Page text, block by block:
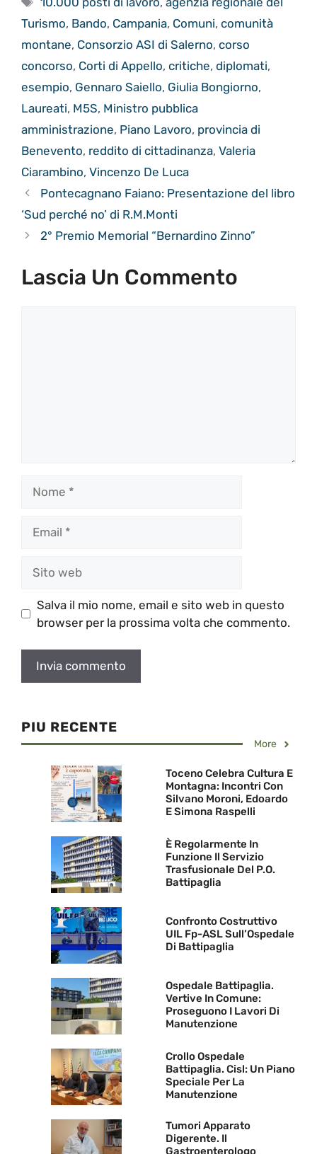
Turismo, Bando, Campania, Comuni, comunità
montane, Consorzio ASI di Salerno, corso
concorso, Corti di Appello, critiche, diplomati,
esempio, Gennaro Saiello, Giulia Bongiorno,
Laureati, M5S, Ministro pubblica
amministrazione, Piano Lavoro, provincia di
Benevento, reddito di cittadinanza, Valeria
Ciarambino, Vincenzo De Luca
Pontecagnano Faiano: Presentazione del libro
‘Sud perché no’ di R.M.Monti
2° Premio Memorial “Bernardino Zinno”
Lascia Un Commento
web
Salva il mio nome, email e sito web in questo
browser per la prossima volta che commento.
PIU RECENTE
More
Toceno Celebra Cultura E
Montagna: Incontri Con
Silvano Moroni, Edoardo
E Simona Raspelli
È Regolarmente In
Funzione Il Servizio
Trasfusionale Del P.O.
Battipaglia
Confronto Costruttivo
UIL Fp-ASL Sull’Ospedale
Di Battipaglia
Ospedale Battipaglia.
Vertive In Comune:
Proseguono I Lavori Di
Manutenzione
Crollo Ospedale
Battipaglia. Cisl: Un Piano
Speciale Per La
Manutenzione
Tumori Apparato
Digerente. Il
Gastroenterologo